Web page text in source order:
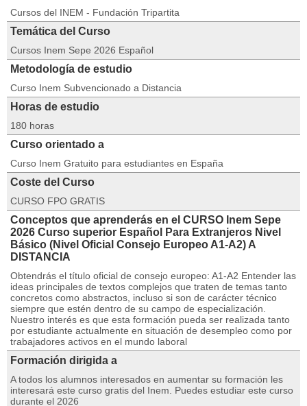
Cursos del INEM - Fundación Tripartita
Temática del Curso
Cursos Inem Sepe 2026 Español
Metodología de estudio
Curso Inem Subvencionado a Distancia
Horas de estudio
180 horas
Curso orientado a
Curso Inem Gratuito para estudiantes en España
Coste del Curso
CURSO FPO GRATIS
Conceptos que aprenderás en el CURSO Inem Sepe
2026 Curso superior Español Para Extranjeros Nivel
Básico (Nivel Oficial Consejo Europeo A1-A2) A
DISTANCIA
Obtendrás el título oficial de consejo europeo: A1-A2 Entender las
ideas principales de textos complejos que traten de temas tanto
concretos como abstractos, incluso si son de carácter técnico
siempre que estén dentro de su campo de especialización.
Nuestro interés es que esta formación pueda ser realizada tanto
por estudiante actualmente en situación de desempleo como por
trabajadores activos en el mundo laboral
Formación dirigida a
A todos los alumnos interesados en aumentar su formación les
interesará este curso gratis del Inem. Puedes estudiar este curso
durante el 2026